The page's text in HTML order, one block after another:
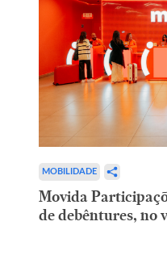
MOBILIDADE
Movida
de debêntures, no